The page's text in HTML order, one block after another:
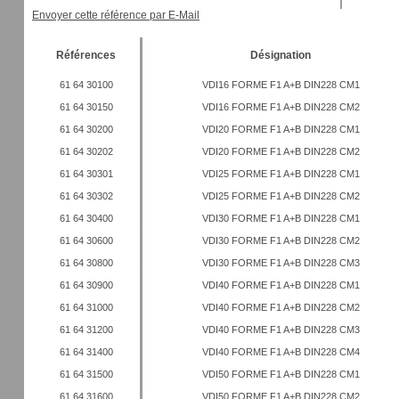
Envoyer cette référence par E-Mail
Références Désignation
61 64 30100 VDI16 FORME F1 A+B DIN228 CM1
61 64 30150 VDI16 FORME F1 A+B DIN228 CM2
61 64 30200 VDI20 FORME F1 A+B DIN228 CM1
61 64 30202 VDI20 FORME F1 A+B DIN228 CM2
61 64 30301 VDI25 FORME F1 A+B DIN228 CM1
61 64 30302 VDI25 FORME F1 A+B DIN228 CM2
61 64 30400 VDI30 FORME F1 A+B DIN228 CM1
61 64 30600 VDI30 FORME F1 A+B DIN228 CM2
61 64 30800 VDI30 FORME F1 A+B DIN228 CM3
61 64 30900 VDI40 FORME F1 A+B DIN228 CM1
61 64 31000 VDI40 FORME F1 A+B DIN228 CM2
61 64 31200 VDI40 FORME F1 A+B DIN228 CM3
61 64 31400 VDI40 FORME F1 A+B DIN228 CM4
61 64 31500 VDI50 FORME F1 A+B DIN228 CM1
61 64 31600 VDI50 FORME F1 A+B DIN228 CM2